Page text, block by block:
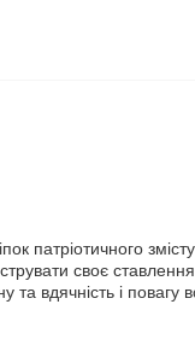
патріотичного
своє
та вдячність і повагу